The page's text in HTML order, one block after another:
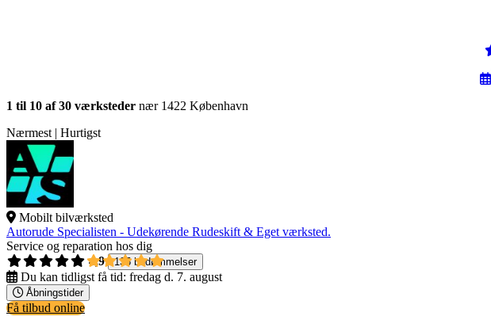
1 til 10 af 30 værksteder nær 1422 København
Nærmest | Hurtigst
Mobilt bilværksted
Autorude Specialisten - Udekørende Rudeskift & Eget værksted.
Service og reparation hos dig
4,9
135 bedømmelser
Du kan tidligst få tid: fredag d. 7. august
Åbningstider
Få tilbud online